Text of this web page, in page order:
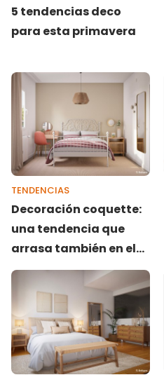
5 tendencias deco
para esta primavera
TENDENCIAS
Decoración coquette:
una tendencia que
arrasa también en el
hogar